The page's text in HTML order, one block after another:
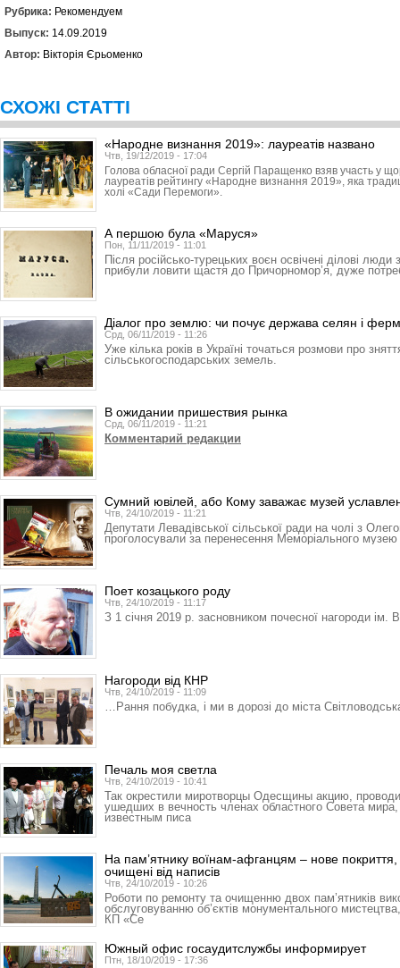
Рубрика: Рекомендуем
Выпуск: 14.09.2019
Автор: Вікторія Єрьоменко
СХОЖІ СТАТТІ
«Народне визнання 2019»: лауреатів названо
Чтв, 19/12/2019 - 17:04
Голова обласної ради Сергій Паращенко взяв участь у
лауреатів рейтингу «Народне визнання 2019», яка
холі «Сади Перемоги».
А першою була «Маруся»
Пон, 11/11/2019 - 11:01
Після російсько-турецьких воєн освічені ділові люди
прибули ловити щастя до Причорномор’я, дуже
Діалог про землю: чи почує держава селян і
Срд, 06/11/2019 - 11:26
Уже кілька років в Україні точаться розмови про
сільськогосподарських земель.
В ожидании пришествия рынка
Срд, 06/11/2019 - 11:21
Комментарий редакции
Сумний ювілей, або Кому заважає музей
Чтв, 24/10/2019 - 11:21
Депутати Левадівської сіль­ської ради на чолі з
проголосували за перенесення Ме­­­­­­­­­­­­­мо­­­ріального
Поет козацького роду
Чтв, 24/10/2019 - 11:17
З 1 січня 2019 р. засновником почесної нагороди ім.
Нагороди від КНР
Чтв, 24/10/2019 - 11:09
…Рання побудка, і ми в дорозі до міста
Печаль моя светла
Чтв, 24/10/2019 - 10:41
Так окрестили миротворцы Одес­щины акцию,
ушедших в вечность членах областного Совета мира,
известным писа
На пам’ятнику воїнам-афганцям – нове
очищені від написів
Чтв, 24/10/2019 - 10:26
Роботи по ремонту та очищенню двох пам’ятників
обслуговуванню об’єктів монументального
КП «Се
Южный офис госаудитслужбы информирует
Птн, 18/10/2019 - 17:36